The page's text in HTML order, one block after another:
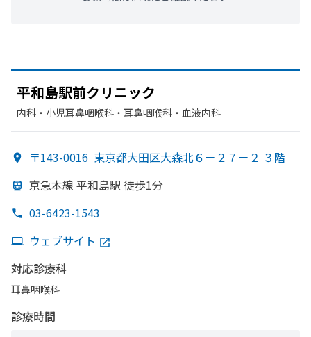
平和島駅前クリニック
内科・​小児耳鼻咽喉科・​耳鼻咽喉科・​血液内科
〒143-0016 東京都大田区大森北６－２７－２ ３階
京急本線 平和島駅 徒歩1分
03-6423-1543
ウェブサイト
対応診療科
耳鼻咽喉科
診療時間